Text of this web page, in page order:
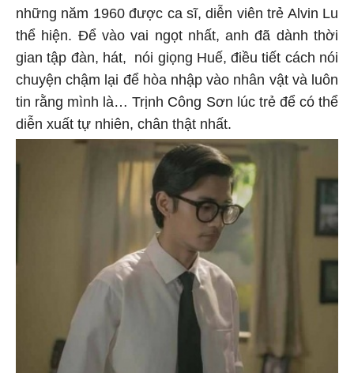
những năm 1960 được ca sĩ, diễn viên trẻ Alvin Lu
thể hiện. Để vào vai ngọt nhất, anh đã dành thời
gian tập đàn, hát, nói giọng Huế, điều tiết cách nói
chuyện chậm lại để hòa nhập vào nhân vật và luôn
tin rằng mình là… Trịnh Công Sơn lúc trẻ để có thể
diễn xuất tự nhiên, chân thật nhất.